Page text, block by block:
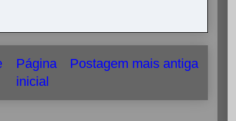
Postagem mais antiga
Página
inicial